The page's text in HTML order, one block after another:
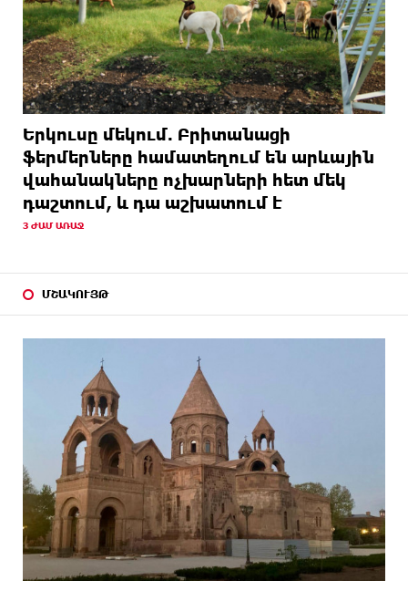
Երկուսը մեկում. Բրիտանացի
ֆերմերները համատեղում են արևային
վահանակները ոչխարների հետ մեկ
դաշտում, և դա աշխատում է
3 ԺԱՄ ԱՌԱՋ
ՄՇԱԿՈՒՅԹ